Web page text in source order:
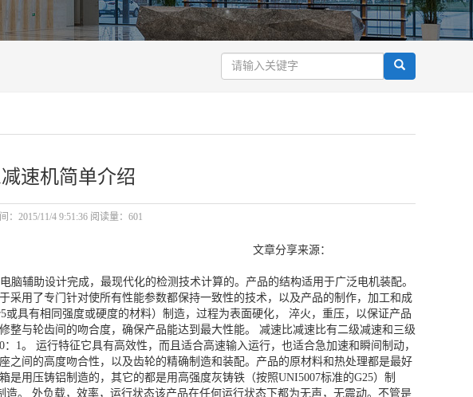
速机简单介绍
：2015/11/4 9:51:36 阅读量：601
来源：
脑辅助设计完成，最现代化的检测技术计算的。产品的结构适用于广泛电机装配。
采用了专门针对使所有性能参数都保持一致性的技术，以及产品的制作，加工和成
具有相同强度或硬度的材料）制造，过程为表面硬化， 淬火，重压，以保证产品
整与轮齿间的吻合度，确保产品能达到最大性能。 减速比减速比有二级减速和三级
1。 运行特征它具有高效性，而且适合高速输入运行，也适合急加速和瞬间制动，
之间的高度吻合性，以及齿轮的精确制造和装配。产品的原材料和热处理都是最好
用压铸铝制造的，其它的都是用高强度灰铸铁（按照UNI5007标准的G25）制
。 外负载，效率，运行状态该产品在任何运行状态下都为无声，无震动。不管是